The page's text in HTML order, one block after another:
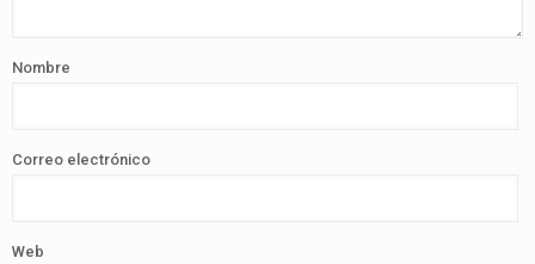
Nombre
Correo electrónico
Web